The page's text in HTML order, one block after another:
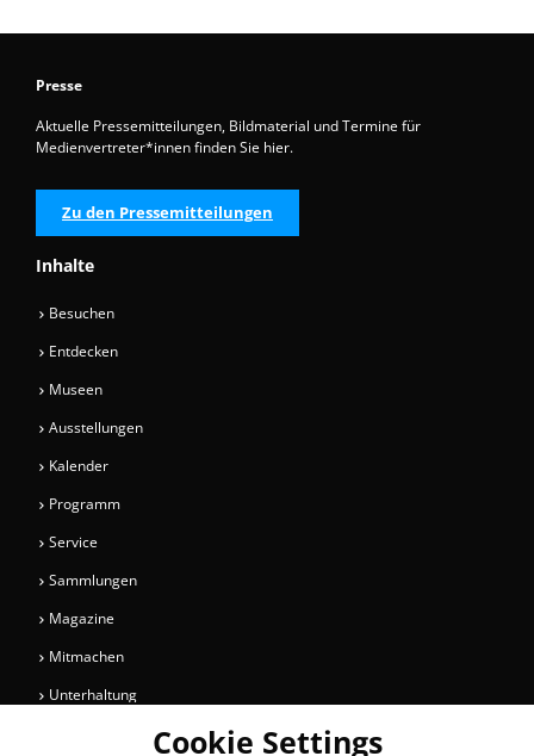
Presse
Aktuelle Pressemitteilungen, Bildmaterial und Termine für
Medienvertreter*innen finden Sie hier.
Zu den Pressemitteilungen
Inhalte
Besuchen
Entdecken
Museen
Ausstellungen
Kalender
Programm
Service
Sammlungen
Magazine
Mitmachen
Unterhaltung
Cookie Settings